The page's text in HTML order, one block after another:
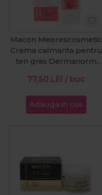
Macon Meerescosmetic
Crema calmanta pentru
ten gras Dermanorm
77,50 LEI / buc
Adauga in cos